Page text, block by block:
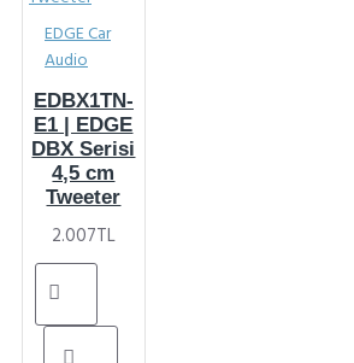
EDGE Car
Audio
EDBX1TN-
E1 | EDGE
DBX Serisi
4,5 cm
Tweeter
2.007TL